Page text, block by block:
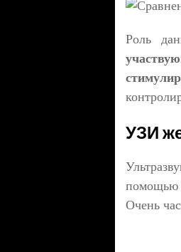
Роль
УЗИ
помощью
Очень